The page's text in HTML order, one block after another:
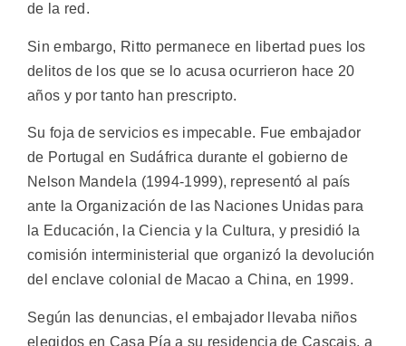
de la red.
Sin embargo, Ritto permanece en libertad pues los
delitos de los que se lo acusa ocurrieron hace 20
años y por tanto han prescripto.
Su foja de servicios es impecable. Fue embajador
de Portugal en Sudáfrica durante el gobierno de
Nelson Mandela (1994-1999), representó al país
ante la Organización de las Naciones Unidas para
la Educación, la Ciencia y la Cultura, y presidió la
comisión interministerial que organizó la devolución
del enclave colonial de Macao a China, en 1999.
Según las denuncias, el embajador llevaba niños
elegidos en Casa Pía a su residencia de Cascais, a